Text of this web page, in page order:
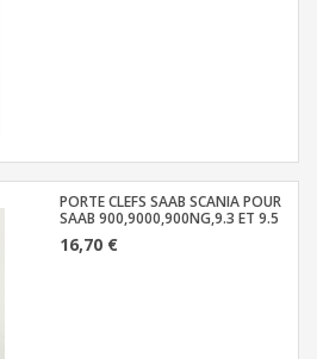
PORTE CLEFS SAAB SCANIA POUR
SAAB 900,9000,900NG,9.3 ET 9.5
16,70 €